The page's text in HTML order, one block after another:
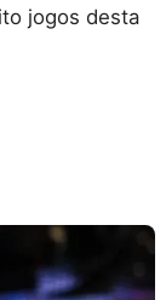
jogos desta